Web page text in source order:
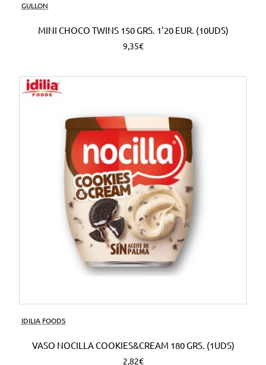
GULLON
MINI CHOCO TWINS 150 GRS. 1'20 EUR. (10UDS)
9,35€
IDILIA FOODS
VASO NOCILLA COOKIES&CREAM 180 GRS. (1UDS)
2,82€